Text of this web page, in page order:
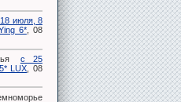
июля, 8
6*, 08
с 25
LUX , 08